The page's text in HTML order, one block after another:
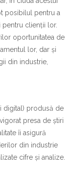
posibilul pentru a
pentru clienții lor.
oportunitatea de
lor, dar și
din industrie,
digital) produsă de
presa de știri
îi asigură
din industrie
cifre și analize.